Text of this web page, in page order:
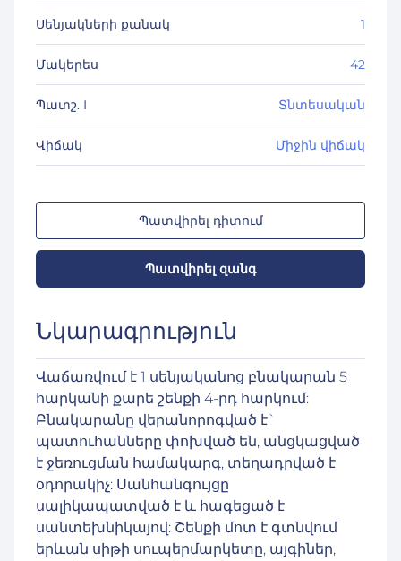
Սենյակների քանակ 1
Մակերես 42
Պատշ. I Տնտեսական
Վիճակ Միջին վիճակ
Պատվիրել դիտում
Պատվիրել զանգ
Նկարագրություն
Վաճառվում է 1 սենյականոց բնակարան 5
հարկանի քարե շենքի 4-րդ հարկում:
Բնակարանը վերանորոգված է`
պատուհանները փոխված են, անցկացված
է ջեռուցման համակարգ, տեղադրված է
օդորակիչ: Սանհանգույցը
սալիկապատված է և հագեցած է
սանտեխնիկայով: Շենքի մոտ է գտնվում
երևան սիթի սուպերմարկետը, այգիներ,